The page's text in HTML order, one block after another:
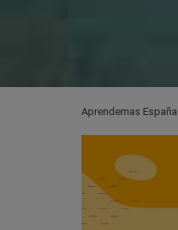
Aprendemas España